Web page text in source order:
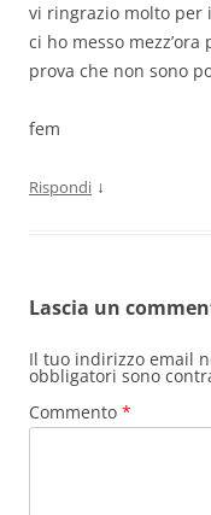
vi ringrazio molto per
ci ho messo
prova che non sono
fem
Rispondi ↓
Lascia un
Il tuo indirizzo email
obbligatori sono
Commento *